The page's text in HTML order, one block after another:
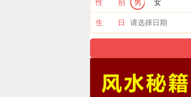
空气，使俩家化干戈为
归于尽。
空气之士，必有大福
空气之士胸襟开阔，
伤了和气流，进而培养
空气之士，笑对风吹雨打
性 别 男 女
生 日